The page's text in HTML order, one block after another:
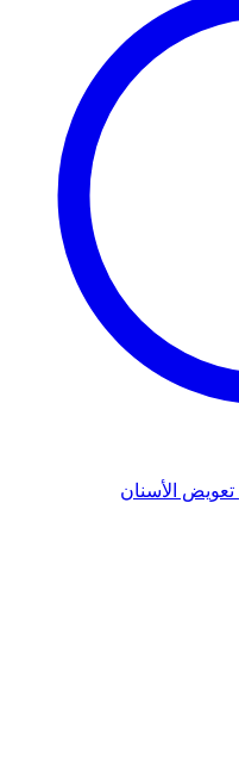
تعويض الأسنان